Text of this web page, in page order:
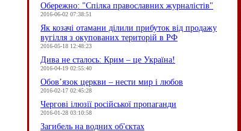
Обережно: "Спілка православних журналістів"
2016-06-02 07:38:51
Як козачі отамани ділили прибуток від продажу
вугілля з окупованих територій в РФ
2016-05-18 12:48:23
Дива не сталось: Крим – це Україна!
2016-04-19 02:55:40
Обов’язок церкви – нести мир і любов
2016-02-17 02:45:28
Чергові ілюзії російської пропаганди
2016-01-28 03:10:58
Загибель на водних об'єктах